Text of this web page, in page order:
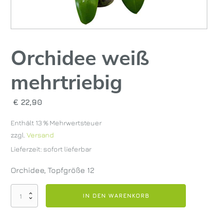
Orchidee weiß
mehrtriebig
€ 22,90
Enthält 13 % Mehrwertsteuer
zzgl.Versand
Lieferzeit: sofort lieferbar
Orchidee, Topfgröße 12
Orchidee
IN DEN WARENKORB